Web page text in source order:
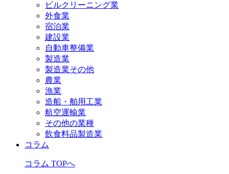
ビルクリーニング業
外食業
宿泊業
建設業
自動車整備業
製造業
製造業その他
農業
漁業
造船・舶用工業
航空運輸業
その他の業種
飲食料品製造業
コラム
コラム TOPへ